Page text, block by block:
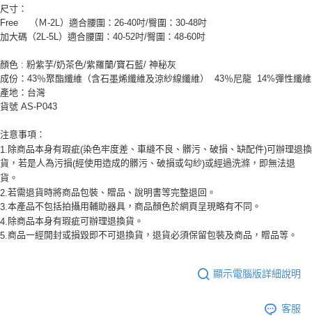
https://aftee.tw/terms/#terms3
３．未成年的使用者請事先徵得法定代理人或監護人之同意方可使用
「AFTEE先享後付」，若未經同意申辦者引起之損失，本公司不負相關責
４．使用「AFTEE先享後付」時，將依據個別帳號之用戶狀況，依本公司即
時審查核予不同之上限額度；若仍有額度不足之情形，本公司將視審查結果
請求用戶進行身份認證。
５．嚴禁一人註冊多個帳號或使用他人資訊註冊。若發現惡意使用之情形，
恩沛科技股份有限公司將有權停止該用戶之使用額度並採取法律行動。
尺寸：
Free （Ｍ-2L）適合腰圍：26-40吋/臀圍：30-48吋
加大碼（2L-5L）適合腰圍：40-52吋/臀圍：48-60吋
顏色 : 粉紫芋/奶茶色/紫羅蘭/寶石藍/ 神秘灰
成份：43％聚酯纖維（含石墨烯纖維及涼紗線纖維） 43％尼龍 14%彈性纖維
產地：台灣
貨號 AS-P043
注意事項：
1. 除商品本身有瑕疵(染色牢度差、車縫不良、髒污、破損、缺配件)可辦理退換
貨，若是人為污損(經使用造成的髒污、破損或勾紗)或經過洗滌，即無法退
貨。
2. 若需退貨時將商品包裝、贈品、說明書等完整退回。
3. 本產品不包括拍攝用輔助器具，商品顏色於網頁呈現略有不同。
4. 除商品本身有瑕疵可辦理退換貨。
5. 商品一經開封或損毀即不可退換貨，退貨必須保留包裝及商品，贈品等。
顯示電腦版詳細說明
客服